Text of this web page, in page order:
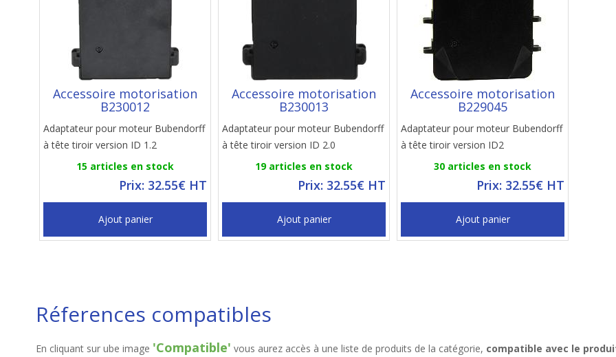
Accessoire motorisation
B230012
Adaptateur pour moteur Bubendorff
à tête tiroir version ID 1.2
15 articles en stock
Prix: 32.55€ HT
Ajout panier
Accessoire motorisation
B230013
Adaptateur pour moteur Bubendorff
à tête tiroir version ID 2.0
19 articles en stock
Prix: 32.55€ HT
Ajout panier
Accessoire motorisation
B229045
Adaptateur pour moteur Bubendorff
à tête tiroir version ID2
30 articles en stock
Prix: 32.55€ HT
Ajout panier
Réferences compatibles
En cliquant sur ube image 'Compatible' vous aurez accès à une liste de produits de la catégorie, compatible avec le